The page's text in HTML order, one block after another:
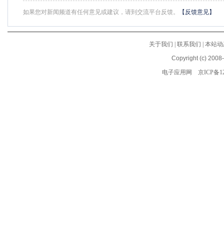
如果您对新闻频道有任何意见或建议，请到交流平台反馈。 【反馈意见】
关于我们 联系我们
本站
Copyright (c)
电子应用网
京ICP备